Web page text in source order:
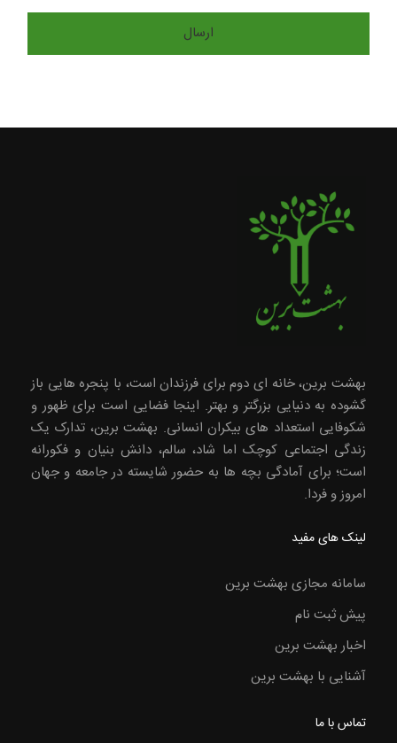
بهشت برین، خانه ای دوم برای فرزندان است، با پنجره هایی باز
گشوده به دنیایی بزرگتر و بهتر. اینجا فضایی است برای ظهور و
شکوفایی استعداد های بیکران انسانی. بهشت برین، تدارک یک
زندگی اجتماعی کوچک اما شاد، سالم، دانش بنیان و فکورانه
است؛ برای آمادگی بچه ها به حضور شایسته در جامعه و جهان
امروز و فردا.
لینک های مفید
سامانه مجازی بهشت برین
پیش ثبت نام
اخبار بهشت برین
آشنایی با بهشت برین
تماس با ما